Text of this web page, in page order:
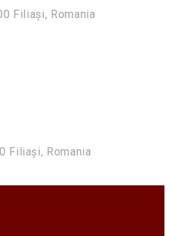
Filiași, Romania
Filiași, Romania